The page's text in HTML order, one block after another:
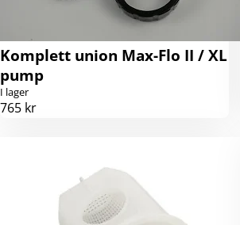
Komplett union Max-Flo II / XL
pump
I lager
765 kr